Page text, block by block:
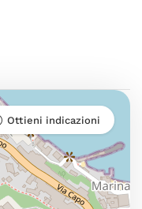
Ottieni indicazioni